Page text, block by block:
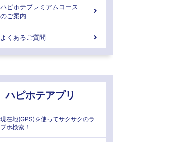
ハピホテプレミアムコース
のご案内
よくあるご質問
ハピホテアプリ
現在地(GPS)を使ってサクサクのラ
ブホ検索！